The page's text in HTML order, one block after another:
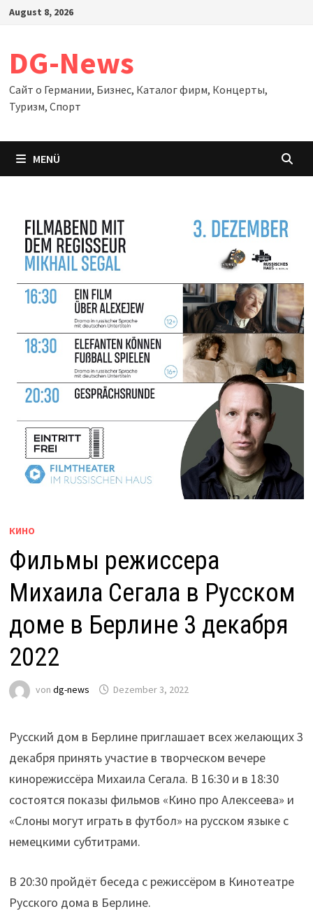
Zum
August 8, 2026
DG-News
Сайт о Германии, Бизнес, Каталог фирм, Концерты,
Туризм, Спорт
MENÜ
КИНО
Фильмы режиссера
Михаила Сегала в Русском
доме в Берлине 3 декабря
2022
von dg-news Dezember 3, 2022
Русский дом в Берлине приглашает всех желающих 3
декабря принять участие в творческом вечере
кинорежиссёра Михаила Сегала. В 16:30 и в 18:30
состоятся показы фильмов «Кино про Алексеева» и
«Слоны могут играть в футбол» на русском языке с
немецкими субтитрами.
В 20:30 пройдёт беседа с режиссёром в Кинотеатре
Русского дома в Берлине.